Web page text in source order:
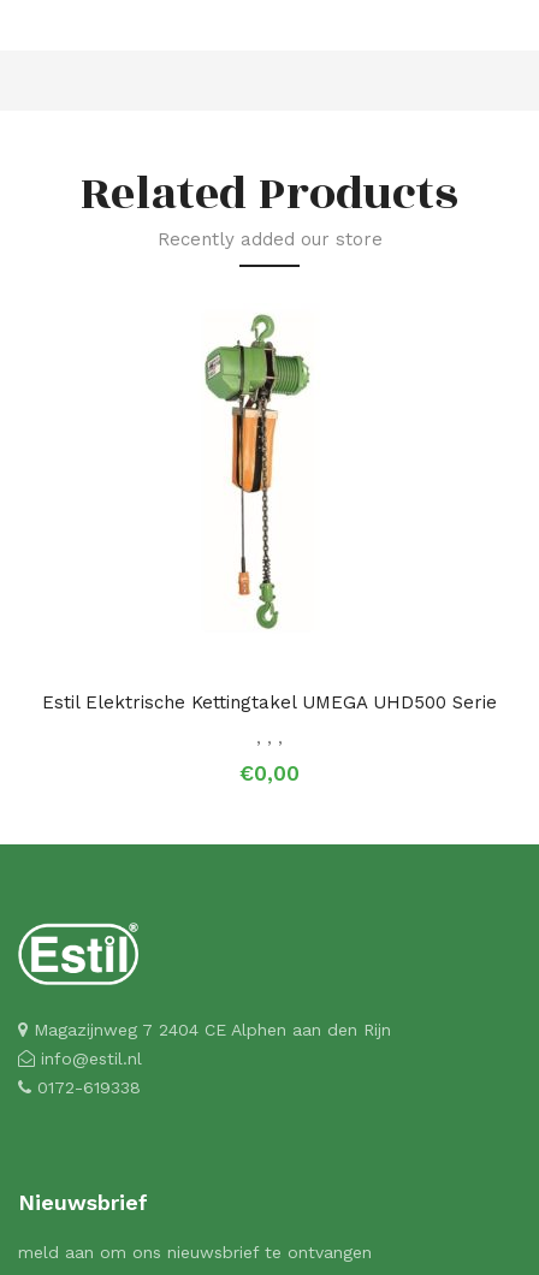
Related Products
Recently added our store
Estil Elektrische Kettingtakel UMEGA UHD500 Serie
, , ,
€0,00
Magazijnweg 7 2404 CE Alphen aan den Rijn
info@estil.nl
0172-619338
Nieuwsbrief
meld aan om ons nieuwsbrief te ontvangen